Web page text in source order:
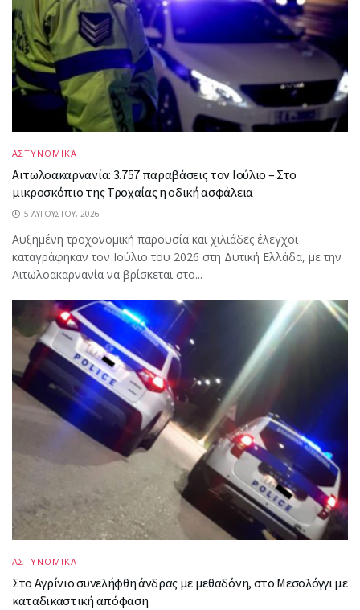
ΑΣΤΥΝΟΜΙΚΑ
Αιτωλοακαρνανία: 3.757 παραβάσεις τον Ιούλιο – Στο
μικροσκόπιο της Τροχαίας η οδική ασφάλεια
5 ΑΥΓΟΎΣΤΟΥ, 2026
Αυξημένη τροχονομική παρουσία και χιλιάδες έλεγχοι
καταγράφηκαν τον Ιούλιο του 2026 στη Δυτική Ελλάδα, με την
Αιτωλοακαρνανία να βρίσκεται στο...
ΑΣΤΥΝΟΜΙΚΑ
Στο Αγρίνιο συνελήφθη άνδρας με μεθαδόνη, στο Μεσολόγγι με
καταδικαστική απόφαση